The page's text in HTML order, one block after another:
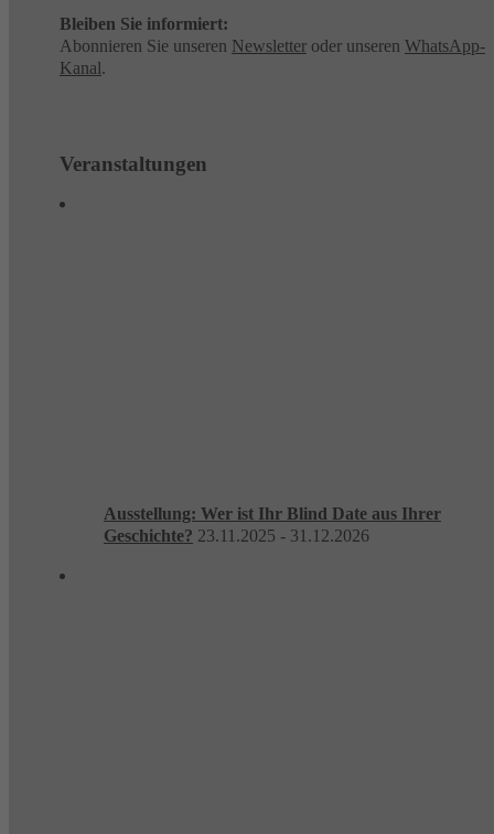
Bleiben Sie informiert:
Abonnieren Sie unseren Newsletter oder unseren WhatsApp-
Kanal.
Veranstaltungen
Ausstellung: Wer ist Ihr Blind Date aus Ihrer
Geschichte? 23.11.2025 - 31.12.2026